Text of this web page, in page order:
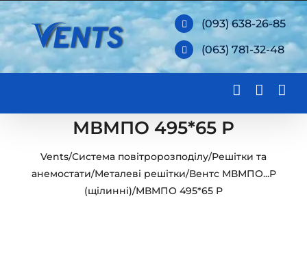
Skip
to
content
(093) 638-26-85
(063) 781-32-48
МВМПО 495*65 Р
Vents/Система повітророзподілу/Решітки та
анемостати/Металеві решітки/Вентс МВМПО...Р
(щілинні)/МВМПО 495*65 Р